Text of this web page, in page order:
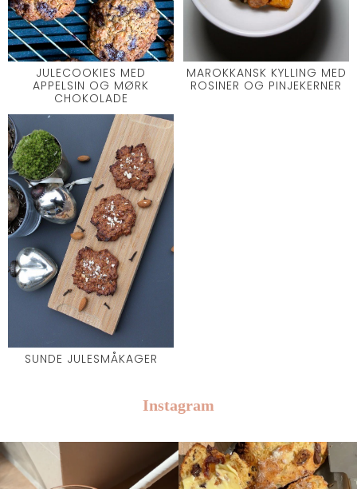
JULECOOKIES MED
APPELSIN OG MØRK
CHOKOLADE
MAROKKANSK KYLLING MED
ROSINER OG PINJEKERNER
SUNDE JULESMÅKAGER
Instagram